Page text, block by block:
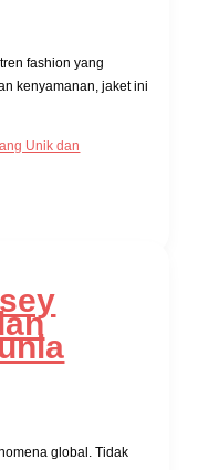
fashion yang
kenyamanan, jaket ini
Unik dan
global. Tidak